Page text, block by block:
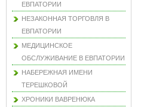
ЕВПАТОРИИ
НЕЗАКОННАЯ ТОРГОВЛЯ В
ЕВПАТОРИИ
МЕДИЦИНСКОЕ
ОБСЛУЖИВАНИЕ В ЕВПАТОРИИ
НАБЕРЕЖНАЯ ИМЕНИ
ТЕРЕШКОВОЙ
ХРОНИКИ ВАВРЕНЮКА